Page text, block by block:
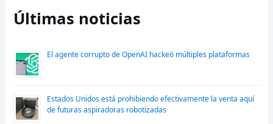
Últimas noticias
El agente corrupto de OpenAI hackeó múltiples plataformas
Estados Unidos está prohibiendo efectivamente la venta aquí
de futuras aspiradoras robotizadas